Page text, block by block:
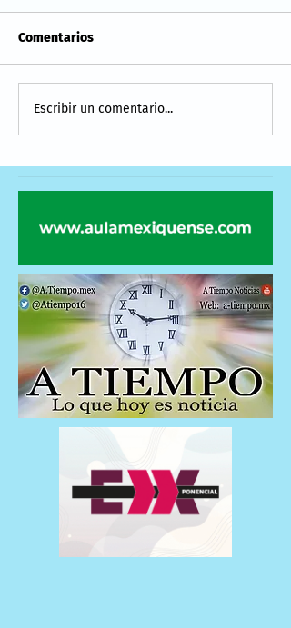
Comentarios
Escribir un comentario...